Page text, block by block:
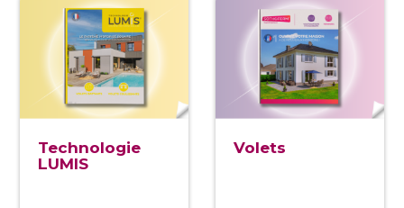
Technologie
LUMIS
Volets